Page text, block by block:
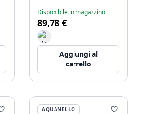
Disponibile in magazzino
89,78 €
Aggiungi al
carrello
AQUANELLO